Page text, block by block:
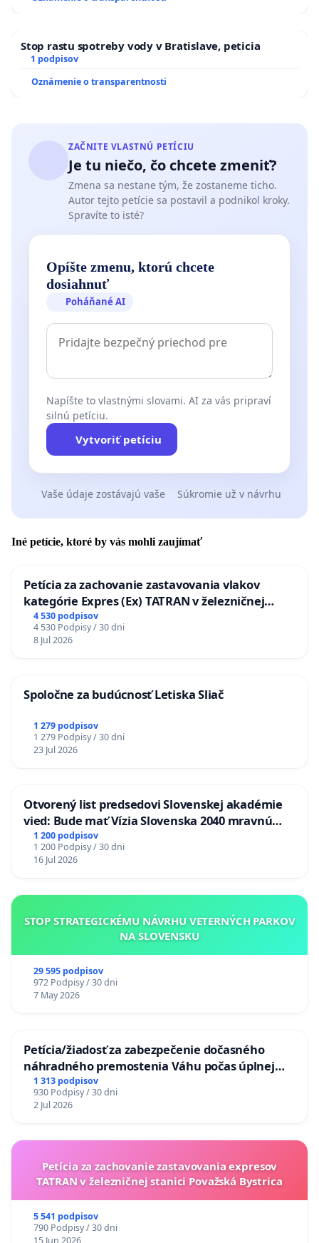
Stop rastu spotreby vody v Bratislave, peticia
1 podpisov
Oznámenie o transparentnosti
ZAČNITE VLASTNÚ PETÍCIU
Je tu niečo, čo chcete zmeniť?
Zmena sa nestane tým, že zostaneme ticho.
Autor tejto petície sa postavil a podnikol kroky.
Spravíte to isté?
Opíšte zmenu, ktorú chcete
dosiahnuť
Poháňané AI
Napíšte to vlastnými slovami. AI za vás pripraví
silnú petíciu.
Vytvoriť petíciu
Vaše údaje zostávajú vaše Súkromie už v návrhu
Iné petície, ktoré by vás mohli zaujímať
Petícia za zachovanie zastavovania vlakov
kategórie Expres (Ex) TATRAN v železničnej
stanici Púchov
4 530 podpisov
4 530 Podpisy / 30 dni
8 Jul 2026
Spoločne za budúcnosť Letiska Sliač
1 279 podpisov
1 279 Podpisy / 30 dni
23 Jul 2026
Otvorený list predsedovi Slovenskej akadémie
vied: Bude mať Vízia Slovenska 2040 mravnú
chrbticu?
1 200 podpisov
1 200 Podpisy / 30 dni
16 Jul 2026
STOP STRATEGICKÉMU NÁVRHU VETERNÝCH PARKOV
NA SLOVENSKU
29 595 podpisov
972 Podpisy / 30 dni
7 May 2026
Petícia/žiadosť za zabezpečenie dočasného
náhradného premostenia Váhu počas úplnej
uzávery Vážskeho mosta v Komárne
1 313 podpisov
930 Podpisy / 30 dni
2 Jul 2026
Petícia za zachovanie zastavovania expresov
TATRAN v železničnej stanici Považská Bystrica
5 541 podpisov
790 Podpisy / 30 dni
15 Jun 2026